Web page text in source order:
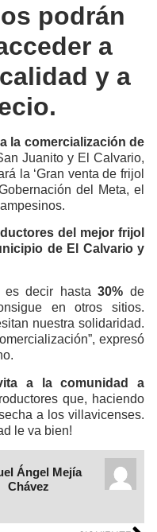
podrán
a
y a
la comercialización de
Juanito y El Calvario,
la ‘Gran venta de frijol
del Meta, el
del mejor frijol
de El Calvario y
es decir hasta30% de
en otros sitios.
nuestra solidaridad.
expresó
a la comunidad a
que, haciendo
a los villavicenses.
le va bien!
Ángel Mejía
Chávez